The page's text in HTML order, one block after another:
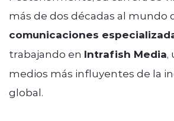
más de dos décadas al mundo
comunicaciones
trabajando en Intrafish Media,
medios más influyentes de la
global.